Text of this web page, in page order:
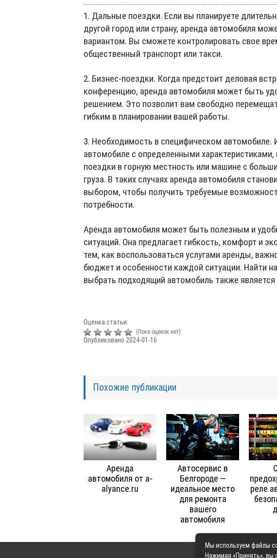
1. Дальные поездки. Если вы планируете
другой город или страну, аренда автомобиля
вариантом. Вы сможете контролировать свое
общественный транспорт или такси.
2. Бизнес-поездки. Когда предстоит деловая
конференцию, аренда автомобиля может быть
решением. Это позволит вам свободно
гибким в планировании вашей работы.
3. Необходимость в специфическом автомобиле.
автомобиле с определенными
поездки в горную местность или машине с
груза. В таких случаях аренда автомобиля
выбором, чтобы получить требуемые
потребности.
Аренда автомобиля может быть полезным и
ситуаций. Она предлагает гибкость, комфорт и
тем, как воспользоваться услугами аренды,
бюджет и особенности каждой ситуации. Найти
выбрать подходящий автомобиль также
Оценка статьи:
(Пока оценок нет)
Опубликовано 2024-01-16
Похожие публикации
Аренда
автомобиля от a-
alyance.ru
Автосервис в
Белгороде —
идеальное место
для ремонта
вашего
автомобиля
реле
Мы используем файлы
Нажимая «Принять», вы